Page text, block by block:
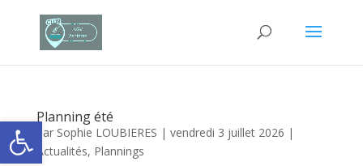
Ouvrir la barre d’outils
Planning été
par Sophie LOUBIERES | vendredi 3 juillet 2026 |
Actualités, Plannings